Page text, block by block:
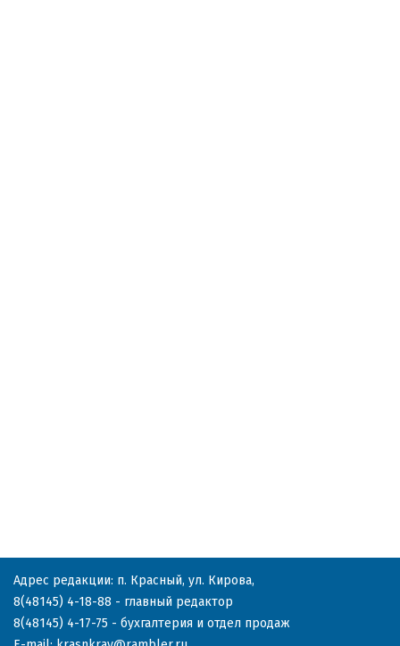
Адрес редакции: п. Красный, ул. Кирова,
8(48145) 4-18-88 - главный редактор
8(48145) 4-17-75 - бухгалтерия и отдел продаж